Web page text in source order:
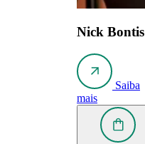
Nick Bontis
Saiba
mais